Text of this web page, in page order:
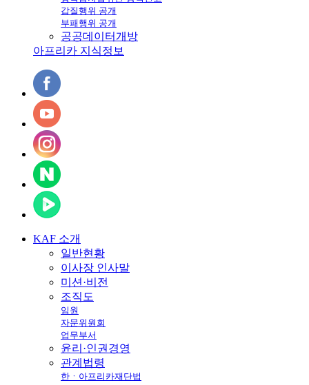
갑질행위 공개
부패행위 공개
공공데이터개방
아프리카 지식정보
KAF 소개
일반현황
이사장 인사말
미션·비전
조직도
임원
자문위원회
업무부서
윤리·인권경영
관계법령
한ㆍ아프리카재단법